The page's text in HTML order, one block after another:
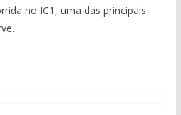
no IC1, uma das principais